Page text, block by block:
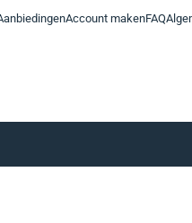
Account makenFAQ